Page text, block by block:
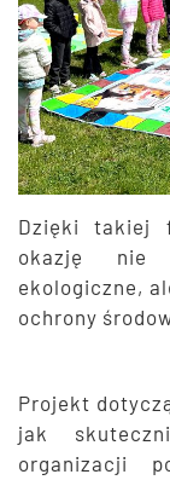
Dzięki takiej
okazję nie
ekologiczne,
ochrony
Projekt
jak
organizacji